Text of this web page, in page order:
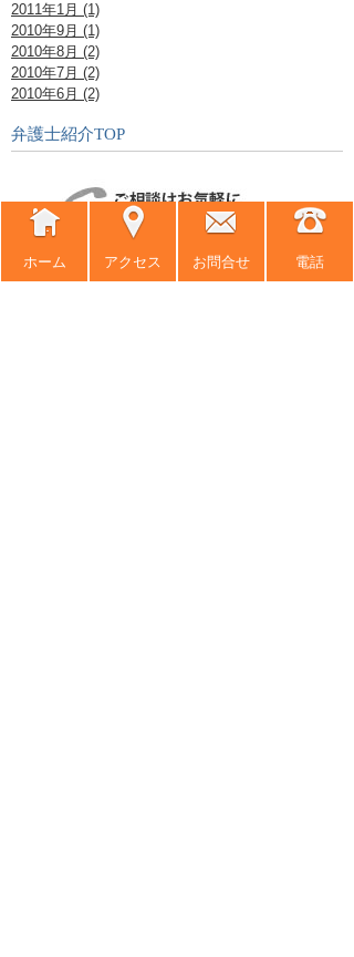
2011年1月 (1)
2010年9月 (1)
2010年8月 (2)
2010年7月 (2)
2010年6月 (2)
弁護士紹介TOP
ホーム アクセス お問合せ 電話